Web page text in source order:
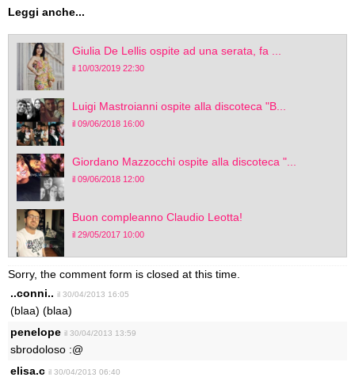
Leggi anche...
Giulia De Lellis ospite ad una serata, fa ...
il 10/03/2019 22:30
Luigi Mastroianni ospite alla discoteca "B...
il 09/06/2018 16:00
Giordano Mazzocchi ospite alla discoteca "...
il 09/06/2018 12:00
Buon compleanno Claudio Leotta!
il 29/05/2017 10:00
Sorry, the comment form is closed at this time.
..conni.. il 30/04/2013 16:05
(blaa) (blaa)
penelope il 30/04/2013 13:59
sbrodoloso :@
elisa.c il 30/04/2013 06:40